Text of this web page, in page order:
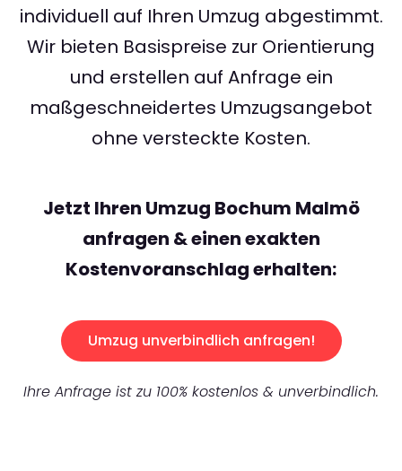
individuell auf Ihren Umzug abgestimmt.
Wir bieten Basispreise zur Orientierung
und erstellen auf Anfrage ein
maßgeschneidertes Umzugsangebot
ohne versteckte Kosten.
Jetzt Ihren Umzug Bochum Malmö
anfragen & einen exakten
Kostenvoranschlag erhalten:
Umzug unverbindlich anfragen!
Ihre Anfrage ist zu 100% kostenlos & unverbindlich.